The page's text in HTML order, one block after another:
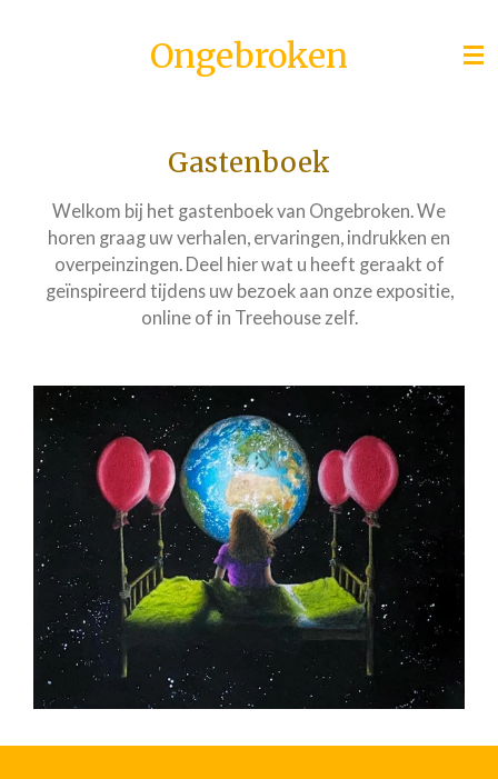
Ongebroken
Gastenboek
Welkom bij het gastenboek van Ongebroken. We
horen graag uw verhalen, ervaringen, indrukken en
overpeinzingen. Deel hier wat u heeft geraakt of
geïnspireerd tijdens uw bezoek aan onze expositie,
online of in Treehouse zelf.